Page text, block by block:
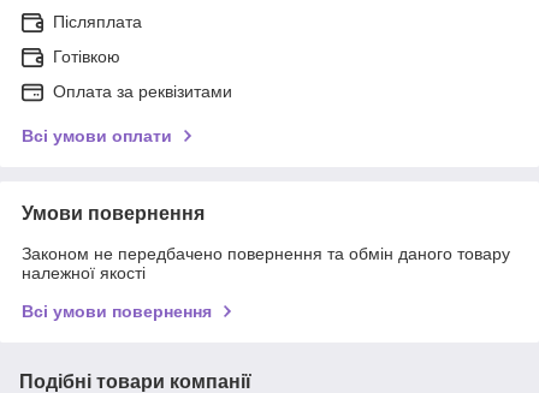
Післяплата
Готівкою
Оплата за реквізитами
Всі умови оплати
Умови повернення
Законом не передбачено повернення та обмін даного товару
належної якості
Всі умови повернення
Подібні товари компанії